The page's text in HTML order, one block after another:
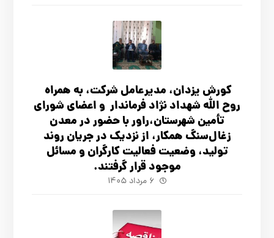
کورش یزدان، مدیرعامل شرکت، به همراه
روح الله شهداد نژاد فرماندار و اعضای شورای
تأ‌مین شهرستان،راور با حضور در معدن
زغال‌سنگ همکار، از نزدیک در جریان روند
تولید، وضعیت فعالیت کارگران و مسائل
موجود قرار گرفتند.
۶ مرداد ۱۴۰۵